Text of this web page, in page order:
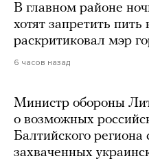
В главном районе
хотят запретить
раскритиковал мэр
6 часов назад
Министр обороны
о возможных
Балтийского
захваченных